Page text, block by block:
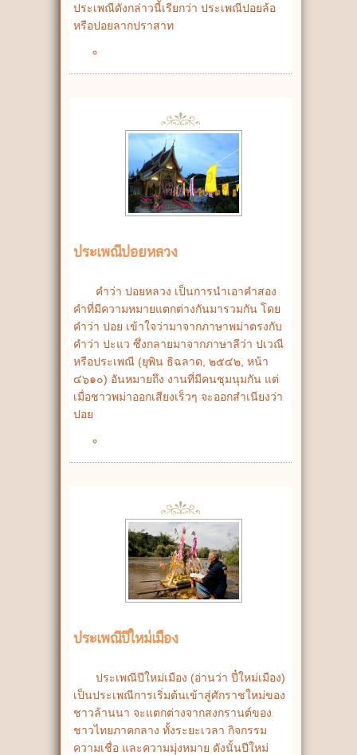
ประเพณีดังกล่าวนี้เรียกว่า ประเพณีปอยล้อ
หรือปอยลากปราสาท
ประเพณีปอยหลวง
คำว่า ปอยหลวง เป็นการนำเอาคำสอง
คำที่มีความหมายแตกต่างกันมารวมกัน โดย
คำว่า ปอย เข้าใจว่ามาจากภาษาพม่าตรงกับ
คำว่า ปะแว ซึ่งกลายมาจากภาษาลีว่า ปเวณี
หรือประเพณี (ยุพิน ธิฉลาด, ๒๕๔๒, หน้า
๔๖๑๐) อันหมายถึง งานที่มีคนชุมนุมกัน แต่
เมื่อชาวพม่าออกเสียงเร็วๆ จะออกสำเนียงว่า
ปอย
ประเพณีปีใหม่เมือง
ประเพณีปีใหม่เมือง (อ่านว่า ปี๋ใหม่เมือง)
เป็นประเพณีการเริ่มต้นเข้าสู่ศักราชใหม่ของ
ชาวล้านนา จะแตกต่างจากสงกรานต์ของ
ชาวไทยภาคกลาง ทั้งระยะเวลา กิจกรรม
ความเชื่อ และความมุ่งหมาย ดังนั้นปีใหม่